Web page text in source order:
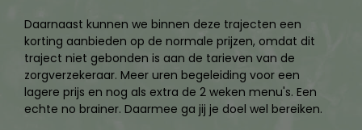
Daarnaast kunnen we binnen deze trajecten een
korting aanbieden op de normale prijzen, omdat dit
traject niet gebonden is aan de tarieven van de
zorgverzekeraar. Meer uren begeleiding voor een
lagere prijs en nog als extra de 2 weken menu's. Een
echte no brainer. Daarmee ga jij je doel wel bereiken.